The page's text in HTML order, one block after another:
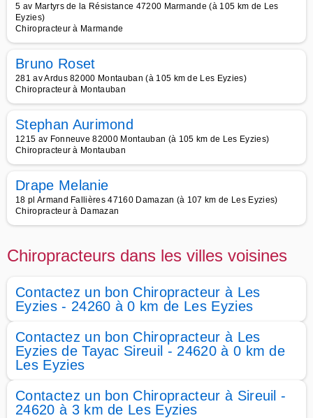
5 av Martyrs de la Résistance 47200 Marmande (à 105 km de Les
Eyzies)
Chiropracteur à Marmande
Bruno Roset
281 av Ardus 82000 Montauban (à 105 km de Les Eyzies)
Chiropracteur à Montauban
Stephan Aurimond
1215 av Fonneuve 82000 Montauban (à 105 km de Les Eyzies)
Chiropracteur à Montauban
Drape Melanie
18 pl Armand Fallières 47160 Damazan (à 107 km de Les Eyzies)
Chiropracteur à Damazan
Chiropracteurs dans les villes voisines
Contactez un bon Chiropracteur à Les
Eyzies - 24260 à 0 km de Les Eyzies
Contactez un bon Chiropracteur à Les
Eyzies de Tayac Sireuil - 24620 à 0 km de
Les Eyzies
Contactez un bon Chiropracteur à Sireuil -
24620 à 3 km de Les Eyzies